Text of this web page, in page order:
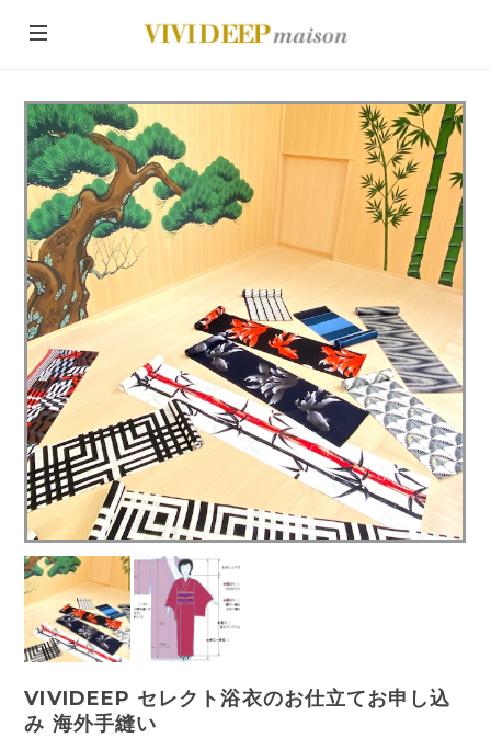
VIVIDEEP セレクト浴衣のお仕立てお申し込
み 海外手縫い